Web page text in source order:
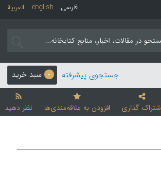
العربیة english فارسی
0 سبد خرید جستجوی پیشرفته
گذاری افزودن به علاقه‌مندی‌ها نظر دهید